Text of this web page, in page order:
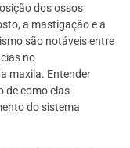
dos ossos
a mastigação e a
são notáveis entre
no
maxila. Entender
de como elas
do sistema